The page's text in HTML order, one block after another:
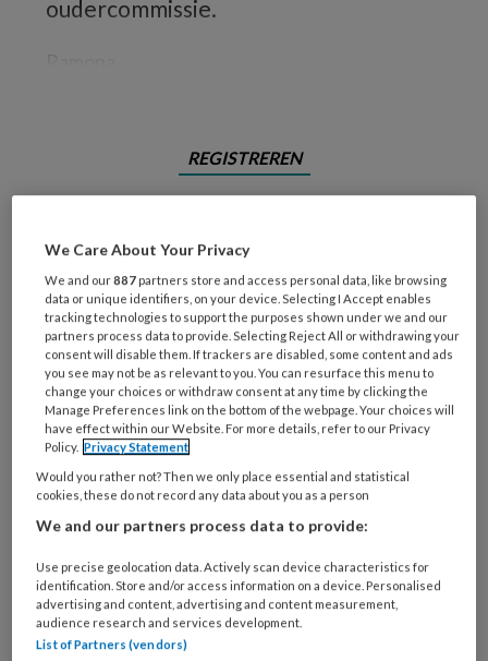
oudercommissie.
REGISTREREN
Maak gratis een account aan en lees 2
artikelen gratis per maand
Al een account of abonnement?Log dan in
Wat
is
je
e-
mailadres?
* *
Kies
je
Kies
je
functie *
We Care About Your Privacy
We and our887 partners store and access personal data, like browsing
data or unique identifiers, on your device. Selecting I Accept enables
tracking technologies to support the purposes shown under we and our
partners process data to provide. Selecting Reject All or withdrawing your
consent will disable them. If trackers are disabled, some content and ads
you see may not be as relevant to you. You can resurface this menu to
change your choices or withdraw consent at any time by clicking the
Manage Preferences link on the bottom of the webpage. Your choices will
have effect within our Website. For more details, refer to our Privacy
Policy. Privacy Statement
Would you rather not? Then we only place essential and statistical
cookies, these do not record any data about you as a person
We and our partners process data to provide:
Use precise geolocation data. Actively scan device characteristics for
identification. Store and/or access information on a device. Personalised
advertising and content, advertising and content measurement,
audience research and services development.
List of Partners (vendors)